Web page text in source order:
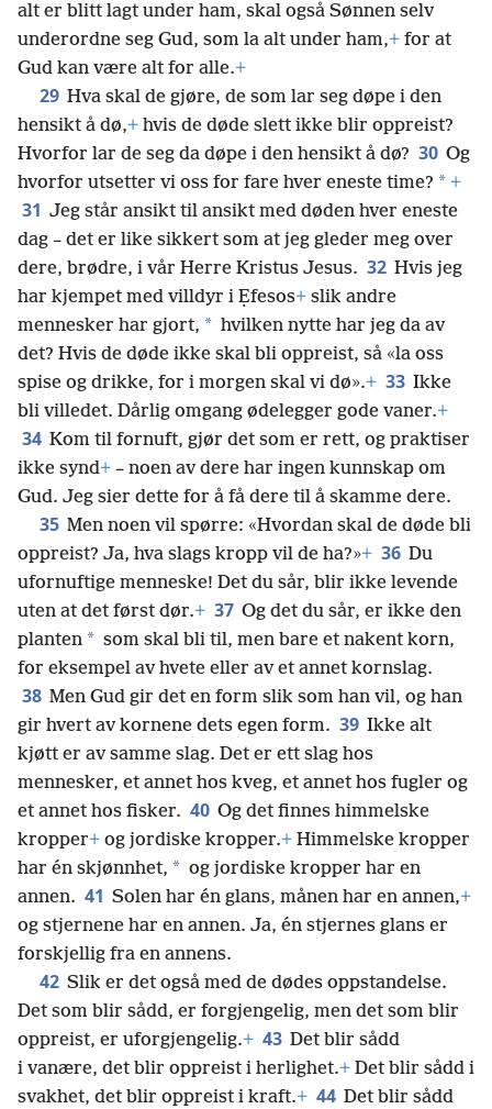
alt er blitt lagt under ham, skal også Sønnen selv
underordne seg Gud, som la alt under ham,+ for at
Gud kan være alt for alle.+
29 Hva skal de gjøre, de som lar seg døpe i den
hensikt å dø,+ hvis de døde slett ikke blir oppreist?
Hvorfor lar de seg da døpe i den hensikt å dø? 30 Og
hvorfor utsetter vi oss for fare hver eneste time? * +
31 Jeg står ansikt til ansikt med døden hver eneste
dag – det er like sikkert som at jeg gleder meg over
dere, brødre, i vår Herre Kristus Jesus. 32 Hvis jeg
har kjempet med villdyr i Ẹfesos+ slik andre
mennesker har gjort, * hvilken nytte har jeg da av
det? Hvis de døde ikke skal bli oppreist, så «la oss
spise og drikke, for i morgen skal vi dø».+ 33 Ikke
bli villedet. Dårlig omgang ødelegger gode vaner.+
34 Kom til fornuft, gjør det som er rett, og praktiser
ikke synd+ – noen av dere har ingen kunnskap om
Gud. Jeg sier dette for å få dere til å skamme dere.
35 Men noen vil spørre: «Hvordan skal de døde bli
oppreist? Ja, hva slags kropp vil de ha?»+ 36 Du
ufornuftige menneske! Det du sår, blir ikke levende
uten at det først dør.+ 37 Og det du sår, er ikke den
planten * som skal bli til, men bare et nakent korn,
for eksempel av hvete eller av et annet kornslag.
38 Men Gud gir det en form slik som han vil, og han
gir hvert av kornene dets egen form. 39 Ikke alt
kjøtt er av samme slag. Det er ett slag hos
mennesker, et annet hos kveg, et annet hos fugler og
et annet hos fisker. 40 Og det finnes himmelske
kropper+ og jordiske kropper.+ Himmelske kropper
har én skjønnhet, * og jordiske kropper har en
annen. 41 Solen har én glans, månen har en annen,+
og stjernene har en annen. Ja, én stjernes glans er
forskjellig fra en annens.
42 Slik er det også med de dødes oppstandelse.
Det som blir sådd, er forgjengelig, men det som blir
oppreist, er uforgjengelig.+ 43 Det blir sådd
i vanære, det blir oppreist i herlighet.+ Det blir sådd i
svakhet, det blir oppreist i kraft.+ 44 Det blir sådd